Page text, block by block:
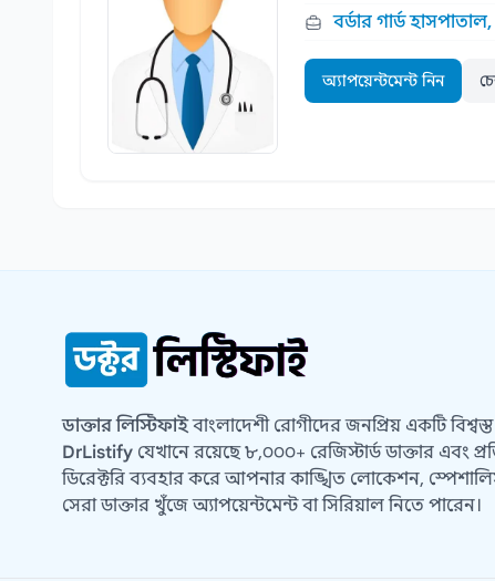
বর্ডার গার্ড
অ্যাপয়েন্টমেন্ট নিন
ডাক্তার লিস্টিফাইবাংলাদেশী রোগীদের জনপ্রিয় একটি
DrListify যেখানে রয়েছে ৮,০০০+ রেজিস্টার্ড ডাক্তার এবং
ডিরেক্টরি ব্যবহার করে আপনার কাঙ্খিত লোকেশন,
সেরা ডাক্তার খুঁজে অ্যাপয়েন্টমেন্ট বা সিরিয়াল নিতে পারেন।